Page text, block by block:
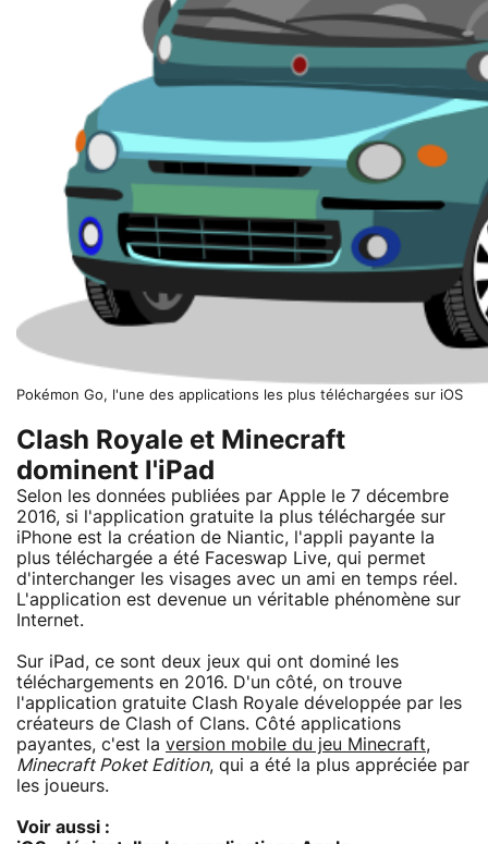
Pokémon Go, l'une des applications les plus téléchargées sur iOS
Clash Royale et Minecraft
dominent l'iPad
Selon les données publiées par Apple le 7 décembre
2016, si l'application gratuite la plus téléchargée sur
iPhone est la création de Niantic, l'appli payante la
plus téléchargée a été Faceswap Live, qui permet
d'interchanger les visages avec un ami en temps réel.
L'application est devenue un véritable phénomène sur
Internet.
Sur iPad, ce sont deux jeux qui ont dominé les
téléchargements en 2016. D'un côté, on trouve
l'application gratuite Clash Royale développée par les
créateurs de Clash of Clans. Côté applications
payantes, c'est la version mobile du jeu Minecraft,
Minecraft Poket Edition, qui a été la plus appréciée par
les joueurs.
Voir aussi :